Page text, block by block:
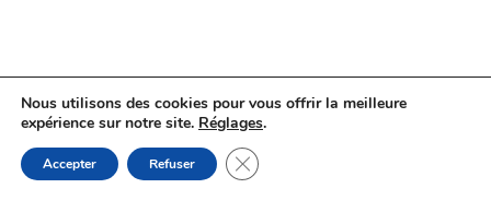
Nous utilisons des cookies pour vous offrir la meilleure
expérience sur notre site. Réglages.
Accepter Refuser Fermer la bannière des cookies